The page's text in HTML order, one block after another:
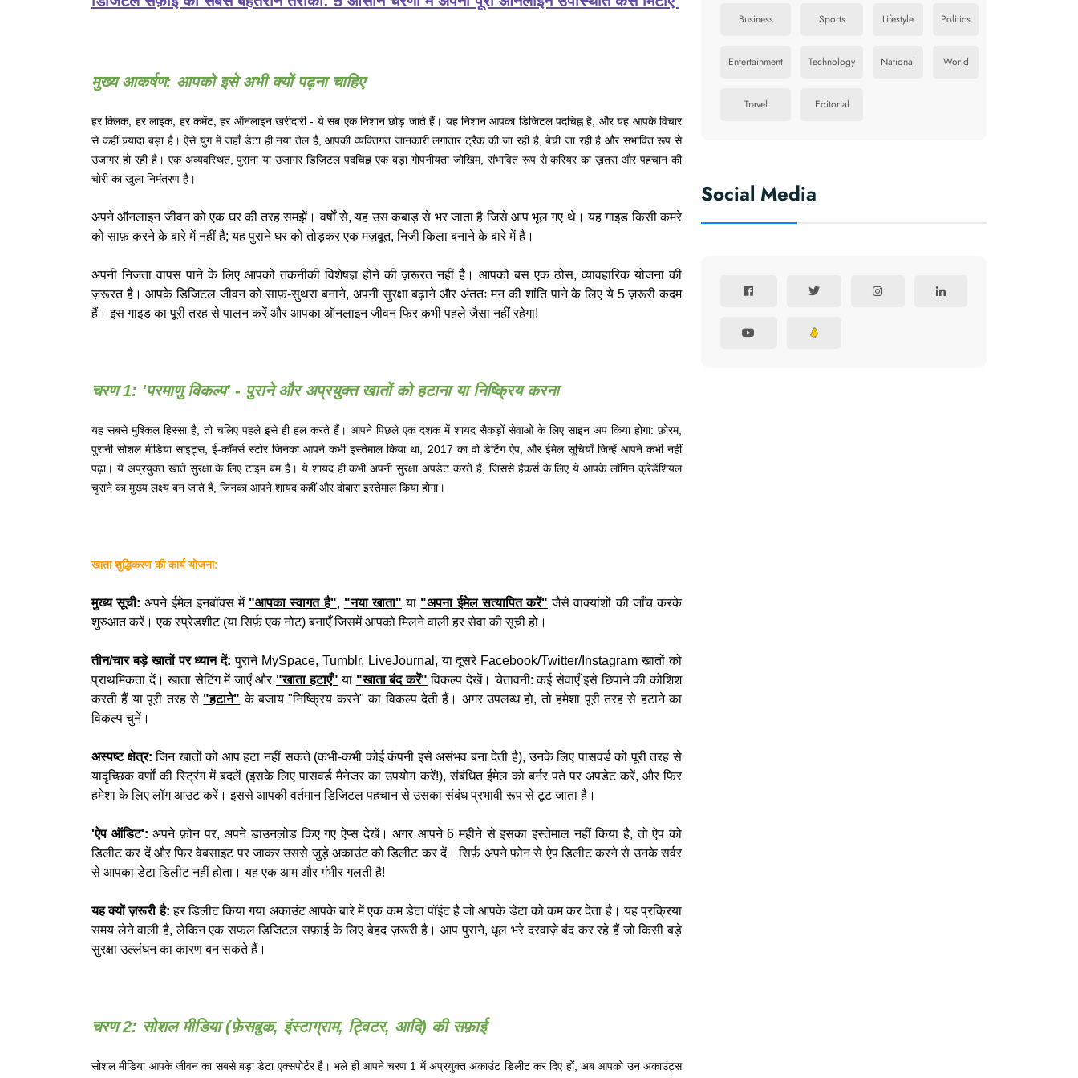
मुख्य आकर्षण: आपको इसे अभी क्यों पढ़ना चाहिए
हर क्लिक, हर लाइक, हर कमेंट, हर ऑनलाइन खरीदारी - ये सब एक निशान छोड़ जाते हैं। यह निशान आपका डिजिटल पदचिह्न है, और यह आपके विचार
से कहीं ज़्यादा बड़ा है। ऐसे युग में जहाँ डेटा ही नया तेल है, आपकी व्यक्तिगत जानकारी लगातार ट्रैक की जा रही है, बेची जा रही है और संभावित रूप से
उजागर हो रही है। एक अव्यवस्थित, पुराना या उजागर डिजिटल पदचिह्न एक बड़ा गोपनीयता जोखिम, संभावित रूप से करियर का ख़तरा और पहचान की
चोरी का खुला निमंत्रण है।
अपने ऑनलाइन जीवन को एक घर की तरह समझें। वर्षों से, यह उस कबाड़ से भर जाता है जिसे आप भूल गए थे। यह गाइड किसी कमरे
को साफ़ करने के बारे में नहीं है; यह पुराने घर को तोड़कर एक मज़बूत, निजी किला बनाने के बारे में है।
अपनी निजता वापस पाने के लिए आपको तकनीकी विशेषज्ञ होने की ज़रूरत नहीं है। आपको बस एक ठोस, व्यावहारिक योजना की
ज़रूरत है। आपके डिजिटल जीवन को साफ़-सुथरा बनाने, अपनी सुरक्षा बढ़ाने और अंततः मन की शांति पाने के लिए ये 5 ज़रूरी कदम
हैं। इस गाइड का पूरी तरह से पालन करें और आपका ऑनलाइन जीवन फिर कभी पहले जैसा नहीं रहेगा!
चरण 1: 'परमाणु विकल्प' - पुराने और अप्रयुक्त खातों को हटाना या निष्क्रिय करना
यह सबसे मुश्किल हिस्सा है, तो चलिए पहले इसे ही हल करते हैं। आपने पिछले एक दशक में शायद सैकड़ों सेवाओं के लिए साइन अप किया होगा: फ़ोरम,
पुरानी सोशल मीडिया साइट्स, ई-कॉमर्स स्टोर जिनका आपने कभी इस्तेमाल किया था, 2017 का वो डेटिंग ऐप, और ईमेल सूचियाँ जिन्हें आपने कभी नहीं
पढ़ा। ये अप्रयुक्त खाते सुरक्षा के लिए टाइम बम हैं। ये शायद ही कभी अपनी सुरक्षा अपडेट करते हैं, जिससे हैकर्स के लिए ये आपके लॉगिन क्रेडेंशियल
चुराने का मुख्य लक्ष्य बन जाते हैं, जिनका आपने शायद कहीं और दोबारा इस्तेमाल किया होगा।
खाता शुद्धिकरण की कार्य योजना:
मुख्य सूची:अपने ईमेल इनबॉक्स में "आपका स्वागत है", "नया खाता" या "अपना ईमेल सत्यापित करें" जैसे वाक्यांशों की जाँच करके
शुरुआत करें। एक स्प्रेडशीट (या सिर्फ़ एक नोट) बनाएँ जिसमें आपको मिलने वाली हर सेवा की सूची हो।
तीन/चार बड़े खातों पर ध्यान दें:पुराने MySpace, Tumblr, LiveJournal, या दूसरे Facebook/Twitter/Instagram खातों को
प्राथमिकता दें। खाता सेटिंग में जाएँ और "खाता हटाएँ" या "खाता बंद करें" विकल्प देखें। चेतावनी: कई सेवाएँ इसे छिपाने की कोशिश
करती हैं या पूरी तरह से "हटाने" के बजाय "निष्क्रिय करने" का विकल्प देती हैं। अगर उपलब्ध हो, तो हमेशा पूरी तरह से हटाने का
विकल्प चुनें।
अस्पष्ट क्षेत्र: जिन खातों को आप हटा नहीं सकते (कभी-कभी कोई कंपनी इसे असंभव बना देती है), उनके लिए पासवर्ड को पूरी तरह से
यादृच्छिक वर्णों की स्ट्रिंग में बदलें (इसके लिए पासवर्ड मैनेजर का उपयोग करें!), संबंधित ईमेल को बर्नर पते पर अपडेट करें, और फिर
हमेशा के लिए लॉग आउट करें। इससे आपकी वर्तमान डिजिटल पहचान से उसका संबंध प्रभावी रूप से टूट जाता है।
'ऐप ऑडिट': अपने फ़ोन पर, अपने डाउनलोड किए गए ऐप्स देखें। अगर आपने 6 महीने से इसका इस्तेमाल नहीं किया है, तो ऐप को
डिलीट कर दें और फिर वेबसाइट पर जाकर उससे जुड़े अकाउंट को डिलीट कर दें। सिर्फ़ अपने फ़ोन से ऐप डिलीट करने से उनके सर्वर
से आपका डेटा डिलीट नहीं होता। यह एक आम और गंभीर गलती है!
यह क्यों ज़रूरी है:हर डिलीट किया गया अकाउंट आपके बारे में एक कम डेटा पॉइंट है जो आपके डेटा को कम कर देता है। यह प्रक्रिया
समय लेने वाली है, लेकिन एक सफल डिजिटल सफ़ाई के लिए बेहद ज़रूरी है। आप पुराने, धूल भरे दरवाज़े बंद कर रहे हैं जो किसी बड़े
सुरक्षा उल्लंघन का कारण बन सकते हैं।
चरण 2: सोशल मीडिया (फ़ेसबुक, इंस्टाग्राम, ट्विटर, आदि) की सफ़ाई
सोशल मीडिया आपके जीवन का सबसे बड़ा डेटा एक्सपोर्टर है। भले ही आपने चरण 1 में अप्रयुक्त अकाउंट डिलीट कर दिए हों, अब आपको उन अकाउंट्स
Business Sports Lifestyle Politics
Entertainment Technology National World
Travel Editorial
Social Media